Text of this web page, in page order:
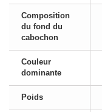
Composition
du fond du
cabochon
Couleur
dominante
Poids